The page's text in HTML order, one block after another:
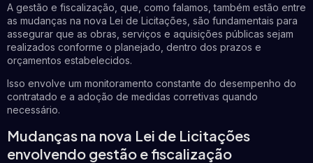
A gestão e fiscalização, que, como falamos, também estão entre
as mudanças na nova Lei de Licitações, são fundamentais para
assegurar que as obras, serviços e aquisições públicas sejam
realizados conforme o planejado, dentro dos prazos e
orçamentos estabelecidos.
Isso envolve um monitoramento constante do desempenho do
contratado e a adoção de medidas corretivas quando
necessário.
Mudanças na nova Lei de Licitações
envolvendo gestão e fiscalização